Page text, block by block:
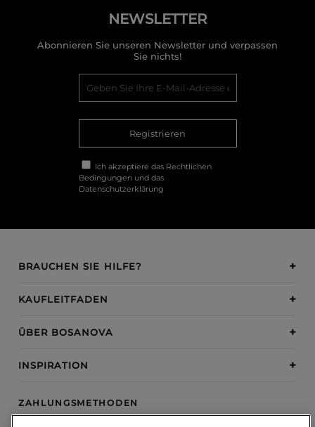
NEWSLETTER
Abonnieren Sie unseren Newsletter und verpassen
Sie nichts!
Registrieren
Ich akzeptiere das Rechtlichen
Bedingungen und das
Datenschutzerklärung
BRAUCHEN SIE HILFE?
KAUFLEITFADEN
ÜBER BOSANOVA
INSPIRATION
ZAHLUNGSMETHODEN